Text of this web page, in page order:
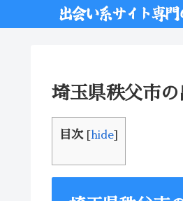
埼玉県秩父市
目次 hide